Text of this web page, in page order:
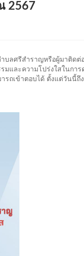
2567
ลศรีสำราญหรือผู้มาติดต่
และความโปร่งใสในกา
รถเข้าตอบได้ ตั้งแต่วันนี้ถึ